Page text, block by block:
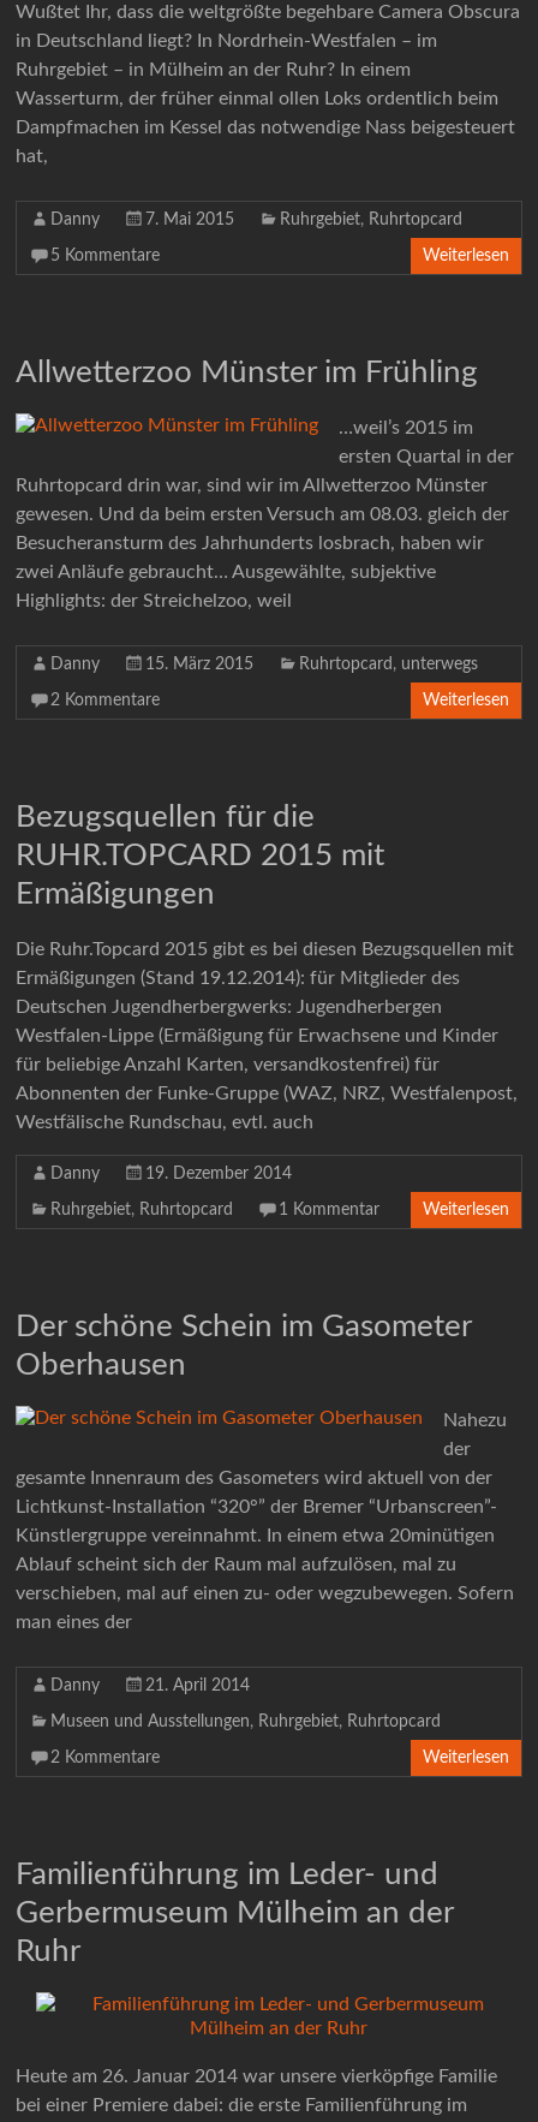
Wußtet Ihr, dass die weltgrößte begehbare Camera Obscura
in Deutschland liegt? In Nordrhein-Westfalen – im
Ruhrgebiet – in Mülheim an der Ruhr? In einem
Wasserturm, der früher einmal ollen Loks ordentlich beim
Dampfmachen im Kessel das notwendige Nass beigesteuert
hat,
Danny 7. Mai 2015 Ruhrgebiet, Ruhrtopcard
5 Kommentare Weiterlesen
Allwetterzoo Münster im Frühling
…weil’s 2015 im
ersten Quartal in der
Ruhrtopcard drin war, sind wir im Allwetterzoo Münster
gewesen. Und da beim ersten Versuch am 08.03. gleich der
Besucheransturm des Jahrhunderts losbrach, haben wir
zwei Anläufe gebraucht… Ausgewählte, subjektive
Highlights: der Streichelzoo, weil
Danny 15. März 2015 Ruhrtopcard , unterwegs
2 Kommentare Weiterlesen
Bezugsquellen für die
RUHR.TOPCARD 2015 mit
Ermäßigungen
Die Ruhr.Topcard 2015 gibt es bei diesen Bezugsquellen mit
Ermäßigungen (Stand 19.12.2014): für Mitglieder des
Deutschen Jugendherbergwerks: Jugendherbergen
Westfalen-Lippe (Ermäßigung für Erwachsene und Kinder
für beliebige Anzahl Karten, versandkostenfrei) für
Abonnenten der Funke-Gruppe (WAZ, NRZ, Westfalenpost,
Westfälische Rundschau, evtl. auch
Danny 19. Dezember 2014
Ruhrgebiet, Ruhrtopcard 1 Kommentar Weiterlesen
Der schöne Schein im Gasometer
Oberhausen
Nahezu
der
gesamte Innenraum des Gasometers wird aktuell von der
Lichtkunst-Installation “320°” der Bremer “Urbanscreen”-
Künstlergruppe vereinnahmt. In einem etwa 20minütigen
Ablauf scheint sich der Raum mal aufzulösen, mal zu
verschieben, mal auf einen zu- oder wegzubewegen. Sofern
man eines der
Danny 21. April 2014
Museen und Ausstellungen, Ruhrgebiet, Ruhrtopcard
2 Kommentare Weiterlesen
Familienführung im Leder- und
Gerbermuseum Mülheim an der
Ruhr
Heute am 26. Januar 2014 war unsere vierköpfige Familie
bei einer Premiere dabei: die erste Familienführung im